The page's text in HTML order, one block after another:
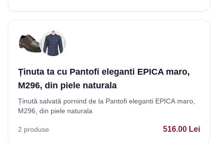
Ținuta ta cu Pantofi eleganti EPICA maro,
M296, din piele naturala
Ținută salvată pornind de la Pantofi eleganti EPICA maro,
M296, din piele naturala
2 produse 516.00 Lei